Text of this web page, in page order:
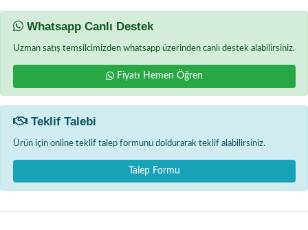
Whatsapp Canlı Destek
Uzman satış temsilcimizden whatsapp üzerinden canlı destek alabilirsiniz.
Fiyatı Hemen Öğren
Teklif Talebi
Ürün için online teklif talep formunu doldurarak teklif alabilirsiniz.
Talep Formu